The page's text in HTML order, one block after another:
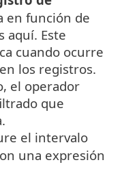
en función de
aquí. Este
cuando ocurre
los registros.
el operador
que
el intervalo
una expresión